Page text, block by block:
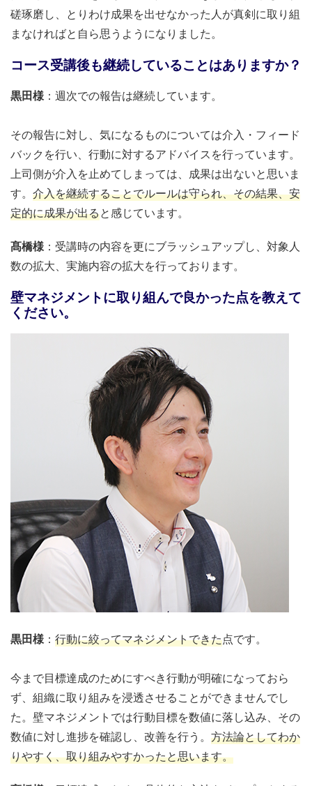
磋琢磨し、とりわけ成果を出せなかった人が真剣に取り組
まなければと自ら思うようになりました。
コース受講後も継続していることはありますか？
黒田様：週次での報告は継続しています。
その報告に対し、気になるものについては介入・フィード
バックを行い、行動に対するアドバイスを行っています。
上司側が介入を止めてしまっては、成果は出ないと思いま
す。 介入を継続することでルールは守られ、その結果、安
定的に成果が出ると感じています。
髙橋様：受講時の内容を更にブラッシュアップし、対象人
数の拡大、実施内容の拡大を行っております。
壁マネジメントに取り組んで良かった点を教えて
ください。
黒田様： 行動に絞ってマネジメントできた点です。
今まで目標達成のためにすべき行動が明確になっておら
ず、組織に取り組みを浸透させることができませんでし
た。壁マネジメントでは行動目標を数値に落し込み、その
数値に対し進捗を確認し、改善を行う。 方法論としてわか
りやすく、取り組みやすかったと思います。